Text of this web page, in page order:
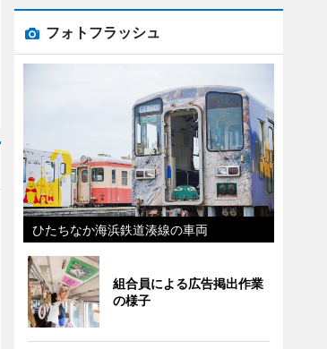
フォトフラッシュ
ひたちなか海浜鉄道湊線の車両
組合員による広告掲出作業
の様子